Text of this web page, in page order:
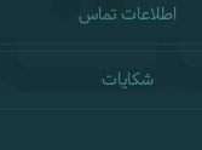
اطلاعات تماس
شکایات